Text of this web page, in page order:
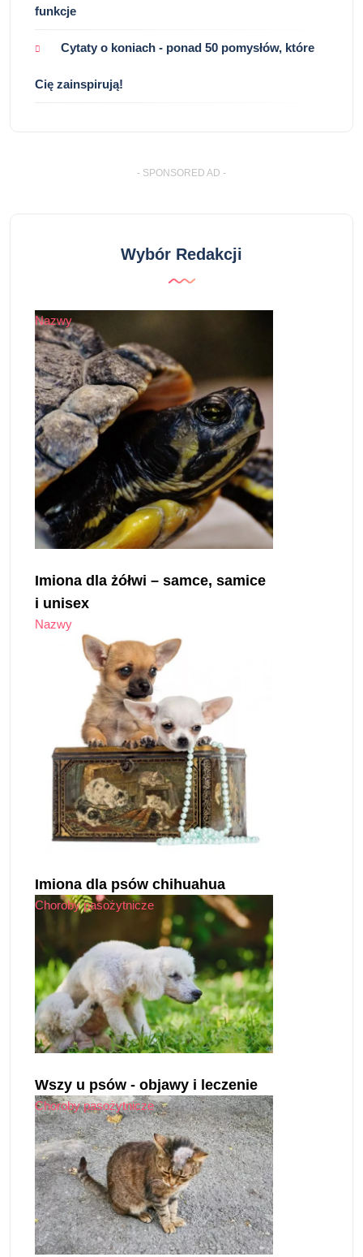
funkcje
Cytaty o koniach - ponad 50 pomysłów, które
Cię zainspirują!
- SPONSORED AD -
Wybór Redakcji
Nazwy
Imiona dla żółwi – samce, samice
i unisex
Nazwy
Imiona dla psów chihuahua
Choroby pasożytnicze
Wszy u psów - objawy i leczenie
Choroby pasożytnicze